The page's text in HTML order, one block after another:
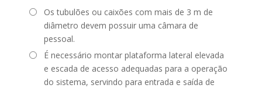
Os tubulões ou caixões com mais de 3 m de
diâmetro devem possuir uma câmara de
pessoal.
É necessário montar plataforma lateral elevada
e escada de acesso adequadas para a operação
do sistema, servindo para entrada e saída de